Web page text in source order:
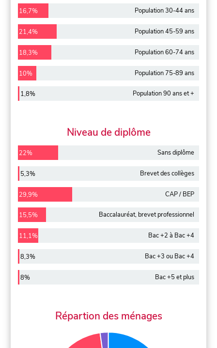
16,7% Population 30-44 ans
21,4% Population 45-59 ans
18,3% Population 60-74 ans
10% Population 75-89 ans
1,8% Population 90 ans et +
Niveau de diplôme
22% Sans diplôme
5,3% Brevet des collèges
29,9% CAP / BEP
15,5% Baccalauréat, brevet professionnel
11,1% Bac +2 à Bac +4
8,3% Bac +3 ou Bac +4
8% Bac +5 et plus
Répartion des ménages